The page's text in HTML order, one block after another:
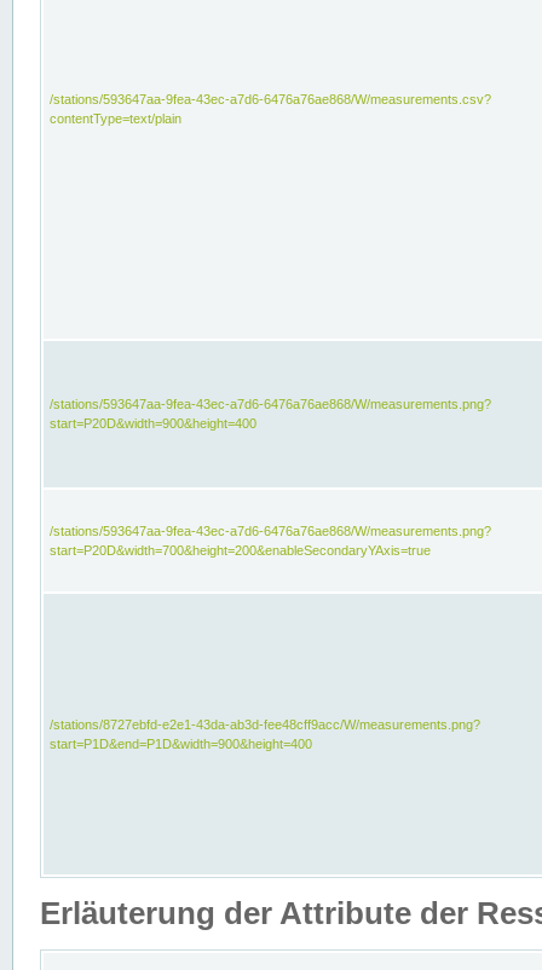
/stations/593647aa-9fea-43ec-a7d6-6476a76ae868/W/measurements.csv?
contentType=text/plain
/stations/593647aa-9fea-43ec-a7d6-6476a76ae868/W/measurements.png?
start=P20D&width=900&height=400
/stations/593647aa-9fea-43ec-a7d6-6476a76ae868/W/measurements.png?
start=P20D&width=700&height=200&enableSecondaryYAxis=true
/stations/8727ebfd-e2e1-43da-ab3d-fee48cff9acc/W/measurements.png?
start=P1D&end=P1D&width=900&height=400
Erläuterung der Attribute der